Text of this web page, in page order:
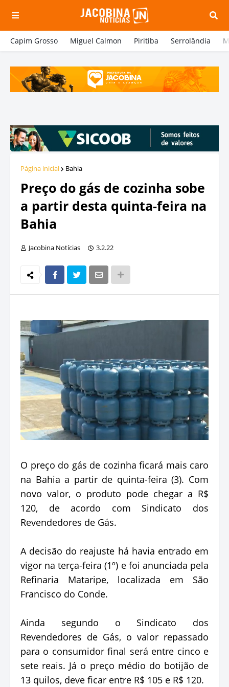
Capim Grosso Miguel Calmon Piritiba Serrolândia
Página inicial Bahia
Preço do gás de cozinha sobe
a partir desta quinta-feira na
Bahia
Jacobina Notícias 3.2.22
O preço do gás de cozinha ficará mais caro
na Bahia a partir de quinta-feira (3). Com
novo valor, o produto pode chegar a R$
120, de acordo com Sindicato dos
Revendedores de Gás.
A decisão do reajuste há havia entrado em
vigor na terça-feira (1º) e foi anunciada pela
Refinaria Mataripe, localizada em São
Francisco do Conde.
Ainda segundo o Sindicato dos
Revendedores de Gás, o valor repassado
para o consumidor final será entre cinco e
sete reais. Já o preço médio do botijão de
13 quilos, deve ficar entre R$ 105 e R$ 120.